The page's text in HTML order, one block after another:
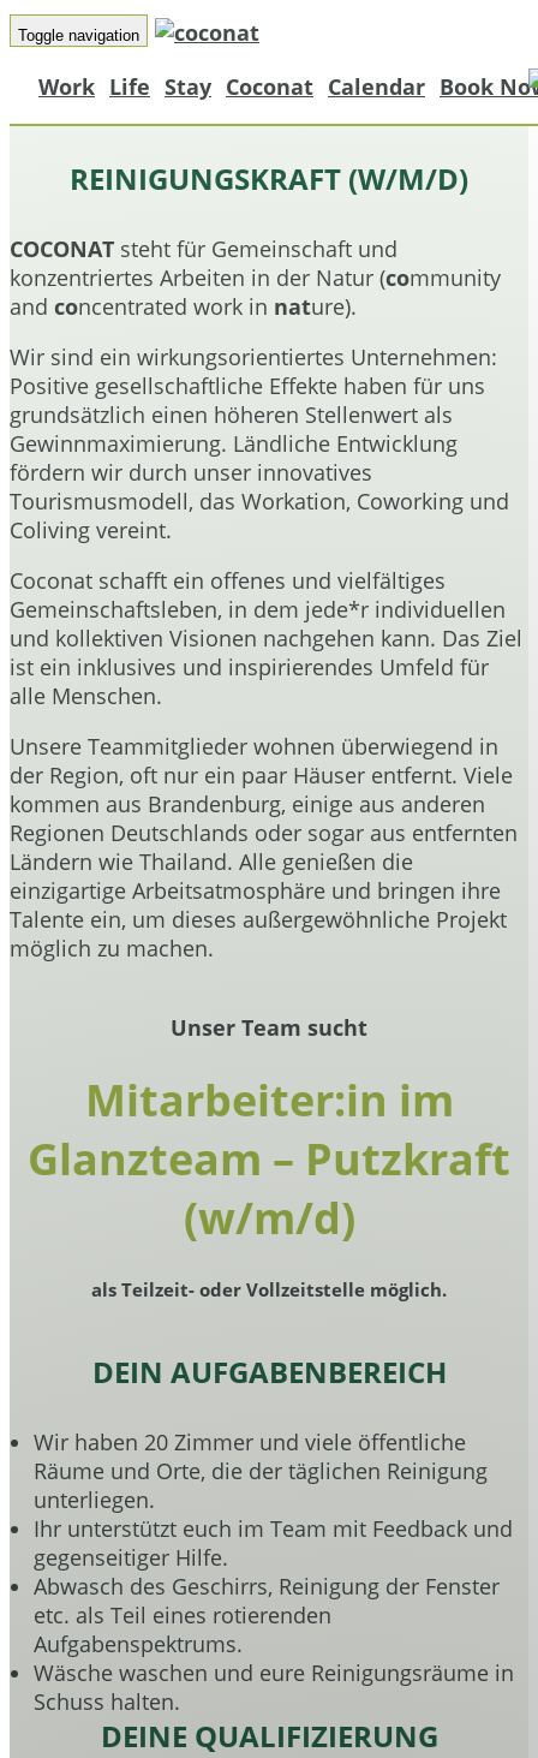
Toggle navigation
Work Life Stay Coconat Calendar Book
REINIGUNGSKRAFT (W/M/D)
COCONAT steht für Gemeinschaft und
konzentriertes Arbeiten in der Natur (community
and concentrated work in nature).
Wir sind ein wirkungsorientiertes Unternehmen:
Positive gesellschaftliche Effekte haben für uns
grundsätzlich einen höheren Stellenwert als
Gewinnmaximierung. Ländliche Entwicklung
fördern wir durch unser innovatives
Tourismusmodell, das Workation, Coworking und
Coliving vereint.
Coconat schafft ein offenes und vielfältiges
Gemeinschaftsleben, in dem jede*r individuellen
und kollektiven Visionen nachgehen kann. Das Ziel
ist ein inklusives und inspirierendes Umfeld für
alle Menschen.
Unsere Teammitglieder wohnen überwiegend in
der Region, oft nur ein paar Häuser entfernt. Viele
kommen aus Brandenburg, einige aus anderen
Regionen Deutschlands oder sogar aus entfernten
Ländern wie Thailand. Alle genießen die
einzigartige Arbeitsatmosphäre und bringen ihre
Talente ein, um dieses außergewöhnliche Projekt
möglich zu machen.
Unser Team sucht
Mitarbeiter:in im
Glanzteam – Putzkraft
(w/m/d)
als Teilzeit- oder Vollzeitstelle möglich.
DEIN AUFGABENBEREICH
Wir haben 20 Zimmer und viele öffentliche
Räume und Orte, die der täglichen Reinigung
unterliegen.
Ihr unterstützt euch im Team mit Feedback und
gegenseitiger Hilfe.
Abwasch des Geschirrs, Reinigung der Fenster
etc. als Teil eines rotierenden
Aufgabenspektrums.
Wäsche waschen und eure Reinigungsräume in
Schuss halten.
DEINE QUALIFIZIERUNG